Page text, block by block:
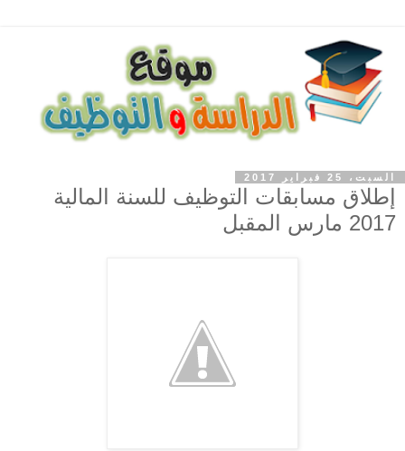
السبت، 25 فبراير 2017
إطلاق مسابقات التوظيف للسنة المالية
2017 مارس المقبل